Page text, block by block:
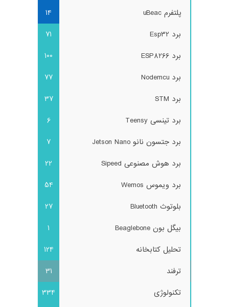
پلتفرم uBeac
14
برد Esp32
71
برد ESP8266
100
برد Nodemcu
77
برد STM
37
برد تینسی Teensy
6
برد جتسون نانو Jetson Nano
7
برد هوش مصنوعی Sipeed
22
برد ویموس Wemos
54
بلوتوث Bluetooth
27
بیگل بون Beaglebone
1
تحلیل کتابخانه
124
ترفند
31
تکنولوژی
334